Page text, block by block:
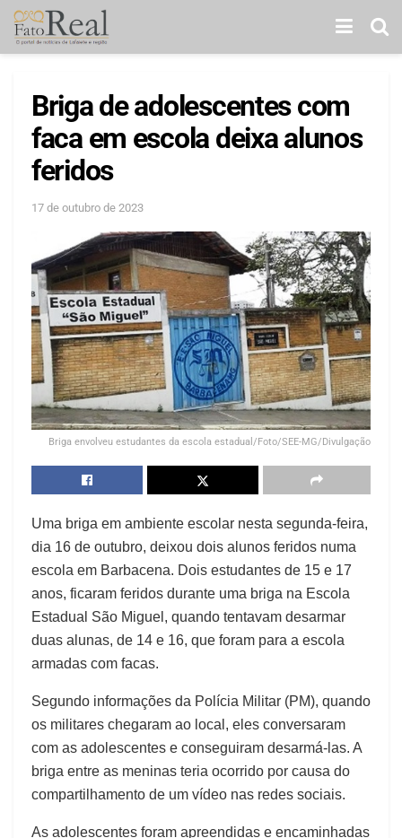
Briga de adolescentes com
faca em escola deixa alunos
feridos
17 de outubro de 2023
Briga envolveu estudantes da escola estadual/Foto/SEE-MG/Divulgação
Uma briga em ambiente escolar nesta segunda-feira,
dia 16 de outubro, deixou dois alunos feridos numa
escola em Barbacena. Dois estudantes de 15 e 17
anos, ficaram feridos durante uma briga na Escola
Estadual São Miguel, quando tentavam desarmar
duas alunas, de 14 e 16, que foram para a escola
armadas com facas.
Segundo informações da Polícia Militar (PM), quando
os militares chegaram ao local, eles conversaram
com as adolescentes e conseguiram desarmá-las. A
briga entre as meninas teria ocorrido por causa do
compartilhamento de um vídeo nas redes sociais.
As adolescentes foram apreendidas e encaminhadas